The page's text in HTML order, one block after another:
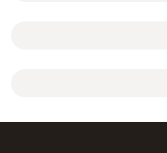
に、測定器とバナナジャッ
のアリゲータークリップや